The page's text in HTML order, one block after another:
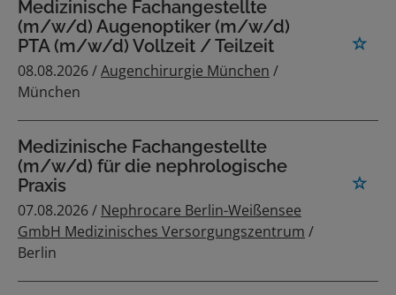
Medizinische Fachangestellte
(m/w/d) Augenoptiker (m/w/d)
PTA (m/w/d) Vollzeit / Teilzeit
08.08.2026 /Augenchirurgie München /
München
Medizinische Fachangestellte
(m/w/d) für die nephrologische
Praxis
07.08.2026 / Nephrocare Berlin-Weißensee
GmbH Medizinisches Versorgungszentrum /
Berlin